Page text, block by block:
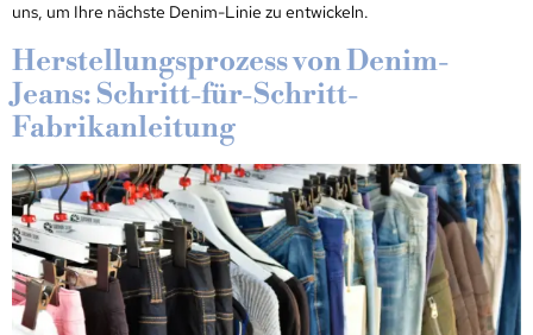
uns, um Ihre nächste Denim-Linie zu entwickeln.
Herstellungsprozess von Denim-
Jeans: Schritt-für-Schritt-
Fabrikanleitung